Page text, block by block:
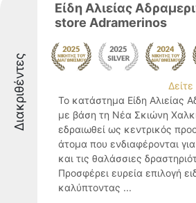
Διακριθέντες
Είδη Αλιείας
store Adramerinos
Το κατάστημα Είδη Αλιείας
με βάση τη Νέα Σκιώνη
εδραιωθεί ως κεντρικός
άτομα που ενδιαφέρονται
και τις θαλάσσιες
Προσφέρει ευρεία επιλογή
καλύπτοντας ...